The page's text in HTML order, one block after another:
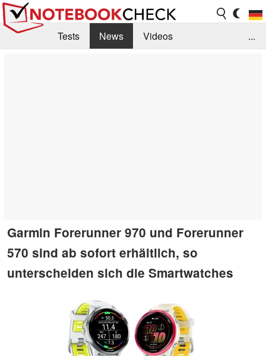
Tests News
Videos
...
Garmin Forerunner 970 und Forerunner
570 sind ab sofort erhältlich, so
unterscheiden sich die Smartwatches